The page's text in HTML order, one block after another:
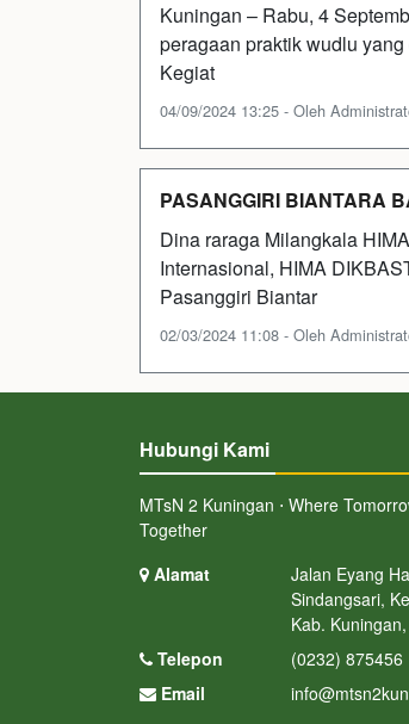
Kuningan – Rabu, 4
peragaan praktik wudlu
Kegiat
04/09/2024 13:25 - Oleh
PASANGGIRI BIANTARA
Dina raraga Milangkala
Internasional, HIMA
Pasanggiri Biantar
02/03/2024 11:08 - Oleh
Hubungi Kami
MTsN 2 Kuningan ⋅ Where
Together
Alamat
Jalan Eyang
Sindangsari,
Kab.
Telepon
(0232) 875456
Email